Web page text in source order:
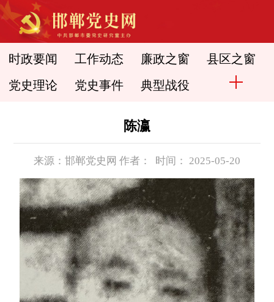
时政要闻 工作动态 廉政之窗 县区之窗
党史理论 党史事件 典型战役
陈瀛
来源：邯郸党史网 作者： 时间： 2025-05-20